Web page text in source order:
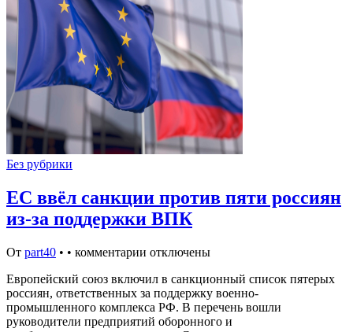
Без рубрики
ЕС ввёл санкции против пяти россиян
из-за поддержки ВПК
От part40 • • комментарии отключены
Европейский союз включил в санкционный список пятерых
россиян, ответственных за поддержку военно-
промышленного комплекса РФ. В перечень вошли
руководители предприятий оборонного и